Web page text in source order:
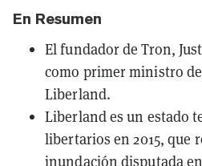
En Resumen
El fundador de Tron,
como primer ministro
Liberland.
Liberland es un estado
libertarios en 2015, que
inundación disputada